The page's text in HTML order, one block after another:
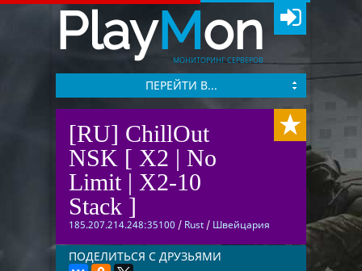
PlayMon
МОНИТОРИНГ СЕРВЕРОВ
ПЕРЕЙТИ В...
[RU] ChillOut
NSK [ X2 | No
Limit | Х2-10
Stack ]
185.207.214.248:35100 / Rust / Швейцария
ПОДЕЛИТЬСЯ С ДРУЗЬЯМИ